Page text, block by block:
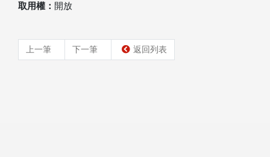
取用權： 開放
上一筆 下一筆 返回列表